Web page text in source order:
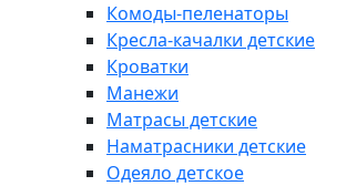
Комоды-пеленаторы
Кресла-качалки детские
Кроватки
Манежи
Матрасы детские
Наматрасники детские
Одеяло детское